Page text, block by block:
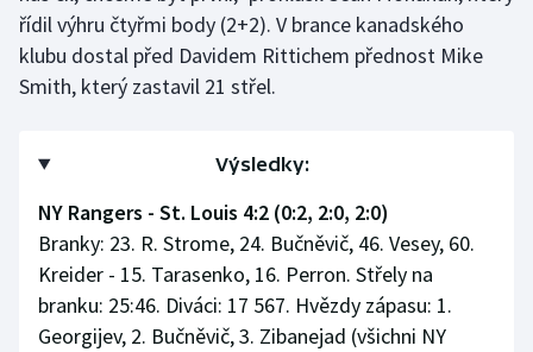
řídil výhru čtyřmi body (2+2). V brance kanadského
klubu dostal před Davidem Rittichem přednost Mike
Smith, který zastavil 21 střel.
Výsledky:
NY Rangers - St. Louis 4:2 (0:2, 2:0, 2:0)
Branky: 23. R. Strome, 24. Bučněvič, 46. Vesey, 60.
Kreider - 15. Tarasenko, 16. Perron. Střely na
branku: 25:46. Diváci: 17 567. Hvězdy zápasu: 1.
Georgijev, 2. Bučněvič, 3. Zibanejad (všichni NY